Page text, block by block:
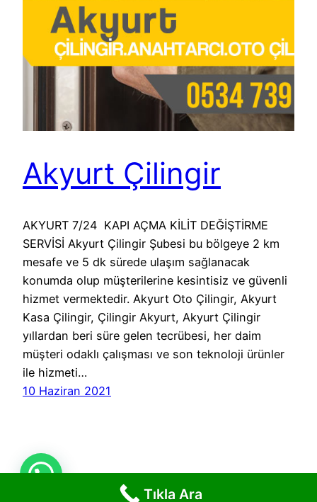
Akyurt Çilingir
AKYURT 7/24 KAPI AÇMA KİLİT DEĞİŞTİRME
SERVİSİ Akyurt Çilingir Şubesi bu bölgeye 2 km
mesafe ve 5 dk sürede ulaşım sağlanacak
konumda olup müşterilerine kesintisiz ve güvenli
hizmet vermektedir. Akyurt Oto Çilingir, Akyurt
Kasa Çilingir, Çilingir Akyurt, Akyurt Çilingir
yıllardan beri süre gelen tecrübesi, her daim
müşteri odaklı çalışması ve son teknoloji ürünler
ile hizmeti…
10 Haziran 2021
Tıkla Ara!
Tıkla Ara